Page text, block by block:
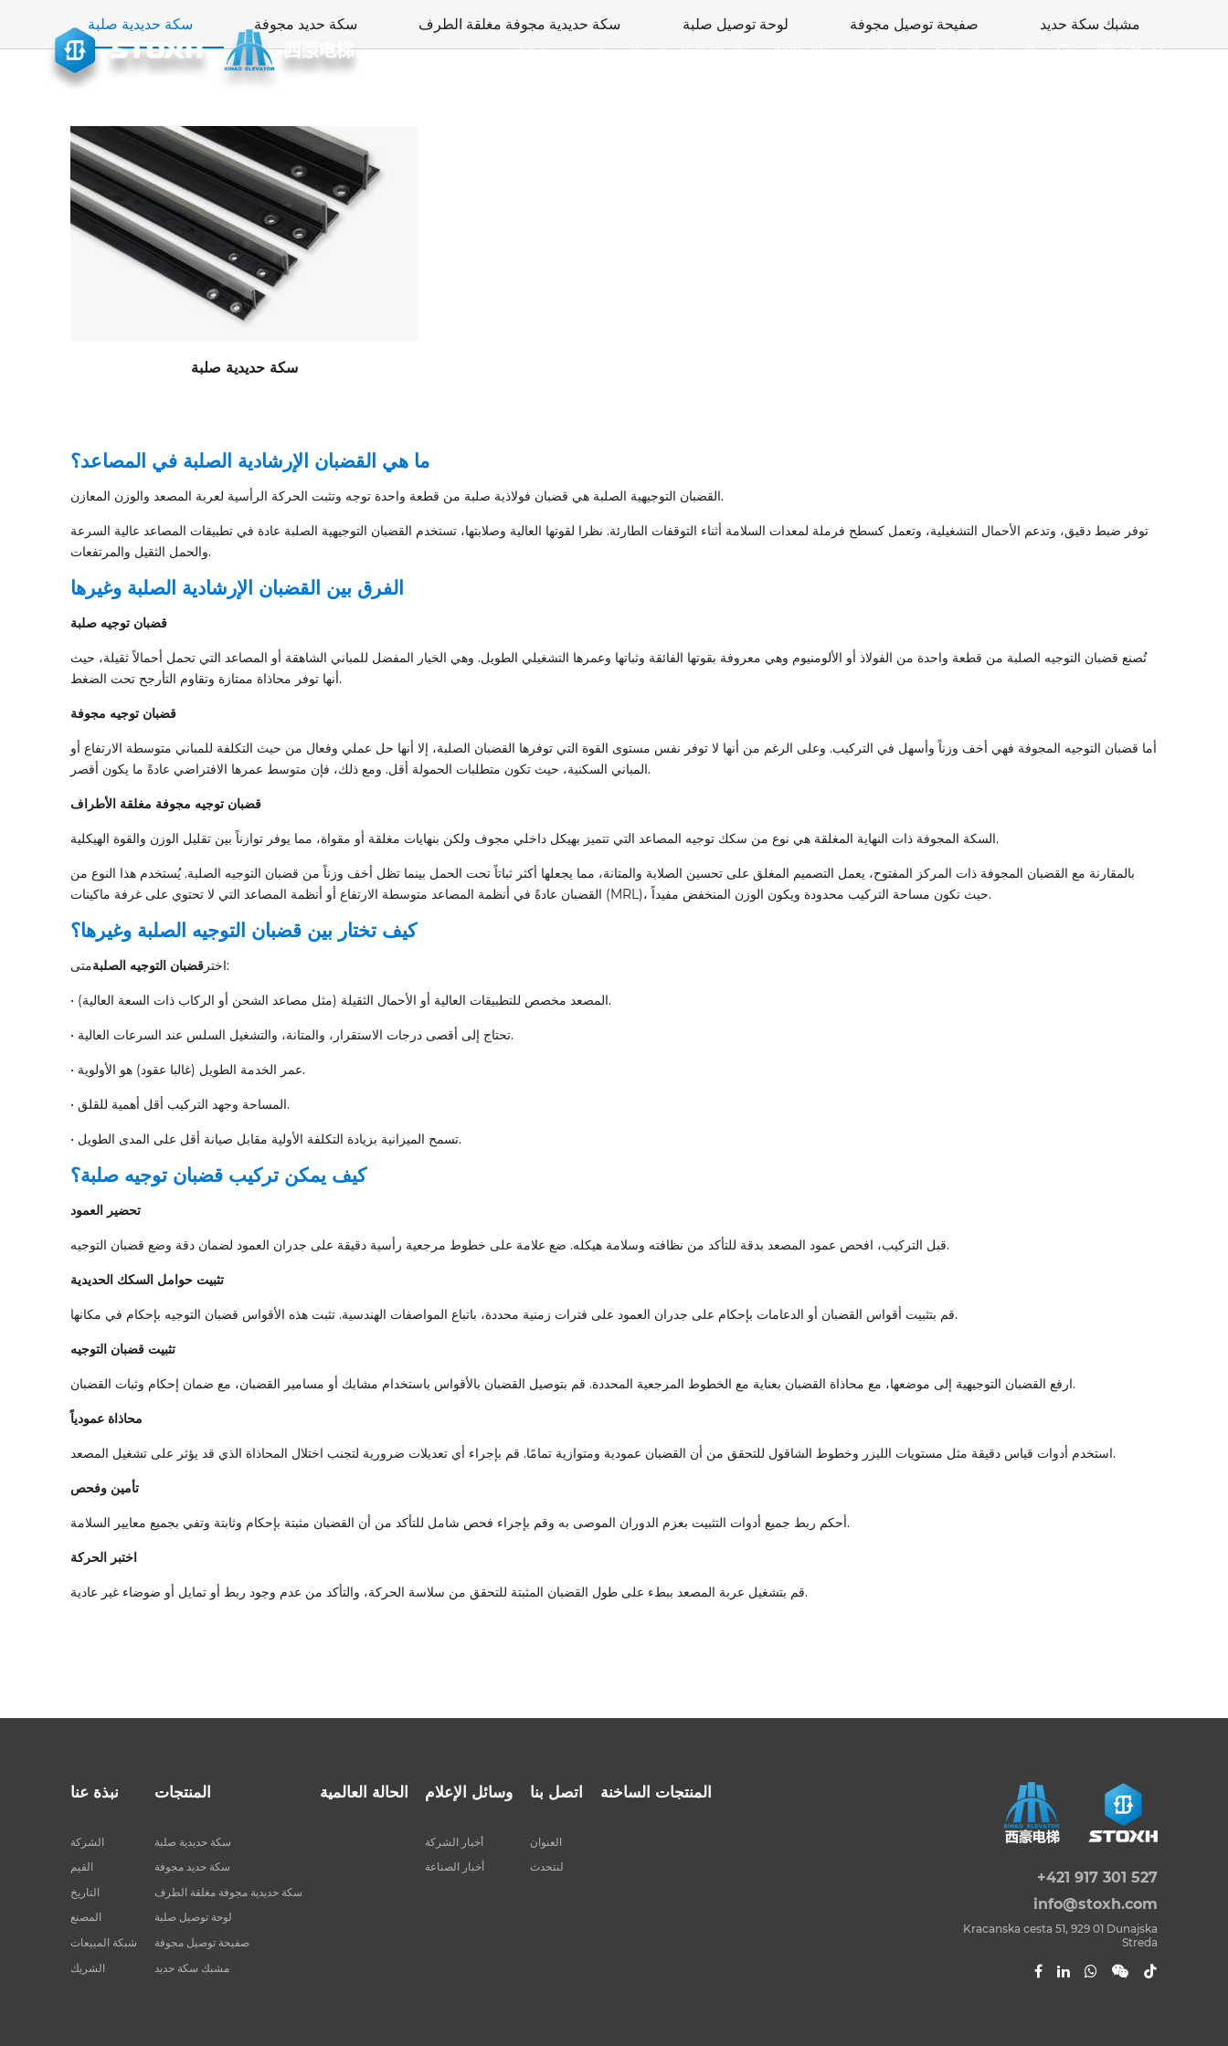
نبذة عنا المنتجات الحالة العالمية وسائل الإعلام اتصل بنا المنتجات الساخنة   EN
حجر الزاوية لنجاحنا
سكة حديدية صلبة سكة حديد مجوفة سكة حديدية مجوفة مغلقة الطرف لوحة توصيل صلبة صفيحة توصيل مجوفة مشبك سكة حديد
سكة حديدية صلبة
ما هي القضبان الإرشادية الصلبة في المصاعد؟
القضبان التوجيهية الصلبة هي قضبان فولاذية صلبة من قطعة واحدة توجه وتثبت الحركة الرأسية لعربة المصعد والوزن المعازن.
توفر ضبط دقيق، وتدعم الأحمال التشغيلية، وتعمل كسطح فرملة لمعدات السلامة أثناء التوقفات الطارئة. نظرا لقوتها العالية وصلابتها، تستخدم القضبان التوجيهية الصلبة عادة في تطبيقات المصاعد عالية السرعة
والحمل الثقيل والمرتفعات.
الفرق بين القضبان الإرشادية الصلبة وغيرها
قضبان توجيه صلبة
تُصنع قضبان التوجيه الصلبة من قطعة واحدة من الفولاذ أو الألومنيوم وهي معروفة بقوتها الفائقة وثباتها وعمرها التشغيلي الطويل. وهي الخيار المفضل للمباني الشاهقة أو المصاعد التي تحمل أحمالاً ثقيلة، حيث
أنها توفر محاذاة ممتازة وتقاوم التأرجح تحت الضغط.
قضبان توجيه مجوفة
أما قضبان التوجيه المجوفة فهي أخف وزناً وأسهل في التركيب. وعلى الرغم من أنها لا توفر نفس مستوى القوة التي توفرها القضبان الصلبة، إلا أنها حل عملي وفعال من حيث التكلفة للمباني متوسطة الارتفاع أو
المباني السكنية، حيث تكون متطلبات الحمولة أقل. ومع ذلك، فإن متوسط عمرها الافتراضي عادةً ما يكون أقصر.
قضبان توجيه مجوفة مغلقة الأطراف
السكة المجوفة ذات النهاية المغلقة هي نوع من سكك توجيه المصاعد التي تتميز بهيكل داخلي مجوف ولكن بنهايات مغلقة أو مقواة، مما يوفر توازناً بين تقليل الوزن والقوة الهيكلية.
بالمقارنة مع القضبان المجوفة ذات المركز المفتوح، يعمل التصميم المغلق على تحسين الصلابة والمتانة، مما يجعلها أكثر ثباتاً تحت الحمل بينما تظل أخف وزناً من قضبان التوجيه الصلبة. يُستخدم هذا النوع من
القضبان عادةً في أنظمة المصاعد متوسطة الارتفاع أو أنظمة المصاعد التي لا تحتوي على غرفة ماكينات (MRL)، حيث تكون مساحة التركيب محدودة ويكون الوزن المنخفض مفيداً.
كيف تختار بين قضبان التوجيه الصلبة وغيرها؟
اخترقضبان التوجيه الصلبة متى:
• المصعد مخصص للتطبيقات العالية أو الأحمال الثقيلة (مثل مصاعد الشحن أو الركاب ذات السعة العالية).
• تحتاج إلى أقصى درجات الاستقرار، والمتانة، والتشغيل السلس عند السرعات العالية.
• عمر الخدمة الطويل (غالبا عقود) هو الأولوية.
• المساحة وجهد التركيب أقل أهمية للقلق.
• تسمح الميزانية بزيادة التكلفة الأولية مقابل صيانة أقل على المدى الطويل.
كيف يمكن تركيب قضبان توجيه صلبة؟
تحضير العمود
قبل التركيب، افحص عمود المصعد بدقة للتأكد من نظافته وسلامة هيكله. ضع علامة على خطوط مرجعية رأسية دقيقة على جدران العمود لضمان دقة وضع قضبان التوجيه.
تثبيت حوامل السكك الحديدية
قم بتثبيت أقواس القضبان أو الدعامات بإحكام على جدران العمود على فترات زمنية محددة، باتباع المواصفات الهندسية. تثبت هذه الأقواس قضبان التوجيه بإحكام في مكانها.
تثبيت قضبان التوجيه
ارفع القضبان التوجيهية إلى موضعها، مع محاذاة القضبان بعناية مع الخطوط المرجعية المحددة. قم بتوصيل القضبان بالأقواس باستخدام مشابك أو مسامير القضبان، مع ضمان إحكام وثبات القضبان.
محاذاة عمودياً
استخدم أدوات قياس دقيقة مثل مستويات الليزر وخطوط الشاقول للتحقق من أن القضبان عمودية ومتوازية تمامًا. قم بإجراء أي تعديلات ضرورية لتجنب اختلال المحاذاة الذي قد يؤثر على تشغيل المصعد.
تأمين وفحص
أحكم ربط جميع أدوات التثبيت بعزم الدوران الموصى به وقم بإجراء فحص شامل للتأكد من أن القضبان مثبتة بإحكام وثابتة وتفي بجميع معايير السلامة.
اختبر الحركة
قم بتشغيل عربة المصعد ببطء على طول القضبان المثبتة للتحقق من سلاسة الحركة، والتأكد من عدم وجود ربط أو تمايل أو ضوضاء غير عادية.
نبذة عنا
الشركة
القيم
التاريخ
المصنع
شبكة المبيعات
الشريك
المنتجات
سكة حديدية صلبة
سكة حديد مجوفة
سكة حديدية مجوفة مغلقة الطرف
لوحة توصيل صلبة
صفيحة توصيل مجوفة
مشبك سكة حديد
الحالة العالمية وسائل الإعلام
أخبار الشركة
أخبار الصناعة
اتصل بنا
العنوان
لنتحدث
المنتجات الساخنة
+421 917 301 527
info@stoxh.com
Kracanska cesta 51, 929 01 Dunajska
Streda
